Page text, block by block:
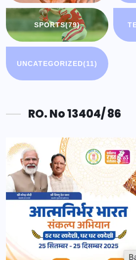
SPORTS(79)
UNCATEGORIZED(11)
RO. No 13404/ 86